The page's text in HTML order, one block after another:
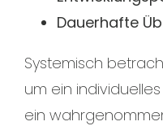
Dauerhafte
Systemisch
um ein
ein